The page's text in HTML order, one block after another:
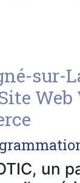
sur-
un